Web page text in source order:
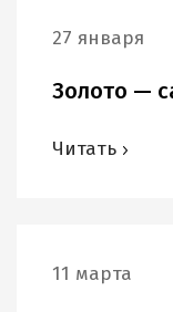
27 января
Золото —
Читать
11 марта